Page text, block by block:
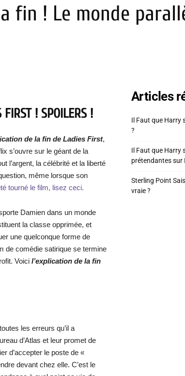
fin ! Le monde
FIRST ! SPOILERS !
de la fin de Ladies First,
s’ouvre sur le géant de la
l’argent, la célébrité et la liberté
même lorsque son
tourné le film, lisez ceci.
Damien dans un monde
la classe opprimée, et
une quelconque forme de
de comédie satirique se termine
Voici l’explication de la fin
les erreurs qu’il a
d’Atlas et leur promet de
d’accepter le poste de «
devant chez elle. C’est le
Articles
Il Faut que Harry
?
Il Faut que Harry
prétendantes sur
Sterling Point
vraie ?